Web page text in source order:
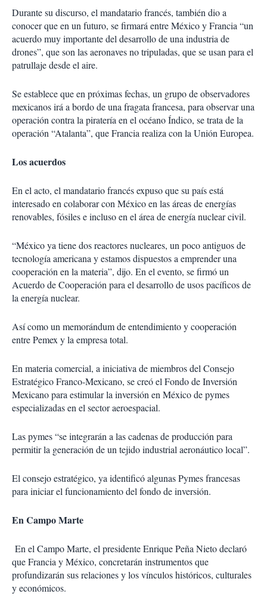
Durante su discurso, el mandatario francés, también dio a
conocer que en un futuro, se firmará entre México y Francia “un
acuerdo muy importante del desarrollo de una industria de
drones”, que son las aeronaves no tripuladas, que se usan para el
patrullaje desde el aire.
Se establece que en próximas fechas, un grupo de observadores
mexicanos irá a bordo de una fragata francesa, para observar una
operación contra la piratería en el océano Índico, se trata de la
operación “Atalanta”, que Francia realiza con la Unión Europea.
Los acuerdos
En el acto, el mandatario francés expuso que su país está
interesado en colaborar con México en las áreas de energías
renovables, fósiles e incluso en el área de energía nuclear civil.
“México ya tiene dos reactores nucleares, un poco antiguos de
tecnología americana y estamos dispuestos a emprender una
cooperación en la materia”, dijo. En el evento, se firmó un
Acuerdo de Cooperación para el desarrollo de usos pacíficos de
la energía nuclear.
Así como un memorándum de entendimiento y cooperación
entre Pemex y la empresa total.
En materia comercial, a iniciativa de miembros del Consejo
Estratégico Franco-Mexicano, se creó el Fondo de Inversión
Mexicano para estimular la inversión en México de pymes
especializadas en el sector aeroespacial.
Las pymes “se integrarán a las cadenas de producción para
permitir la generación de un tejido industrial aeronáutico local”.
El consejo estratégico, ya identificó algunas Pymes francesas
para iniciar el funcionamiento del fondo de inversión.
En Campo Marte
En el Campo Marte, el presidente Enrique Peña Nieto declaró
que Francia y México, concretarán instrumentos que
profundizarán sus relaciones y los vínculos históricos, culturales
y económicos.